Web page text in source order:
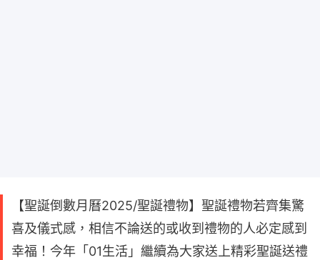
【聖誕倒數月曆2025/聖誕禮物】聖誕禮物若齊集驚
喜及儀式感，相信不論送的或收到禮物的人必定感到
幸福！今年「01生活」繼續為大家送上精彩聖誕送禮